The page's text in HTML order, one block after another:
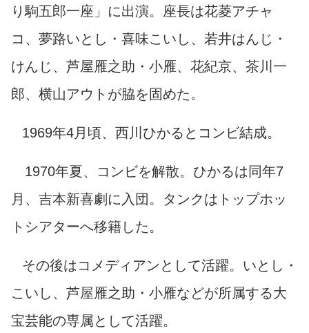
り駒五郎一座」に出演。座長は花菱アチャ
コ、夢路いとし・喜味こいし、若井はんじ・
けんじ、芦屋雁之助・小雁、花紀京、茶川一
郎、横山アウトが脇を固めた。
1969年4月頃、西川ひかるとコンビ結成。
1970年夏、コンビを解散。ひかるは同年7
月、吉本新喜劇に入団。タンクはトップホッ
トシアターへ移籍した。
その後はコメディアンとして活躍。いとし・
こいし、芦屋雁之助・小雁などが所属する大
宝芸能の専属として活躍。